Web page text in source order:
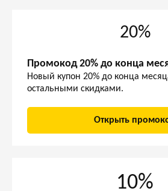
20%
Промокод 20% до конца
Новый купон 20% до конца
остальными скидками.
Открыть
10%